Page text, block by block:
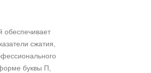
обеспечивает
сжатия,
буквы П,